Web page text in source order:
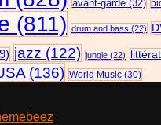
avant-garde (32)
(811) drum and bass (22)
jazz (122) jungle (22)
(136) World Music (30)